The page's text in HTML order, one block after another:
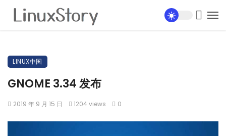
LINUX中国
GNOME 3.34 发布
2019 年 9 月 15 日 1204 views 0